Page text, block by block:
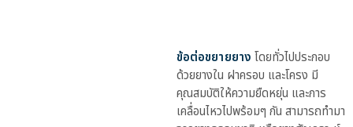
ข้อต่อขยายยาง โดยทั่วไปประกอบ
ด้วยยางใน ฝาครอบ และโครง มี
คุณสมบัติให้ความยืดหยุ่น และการ
เคลื่อนไหวไปพร้อมๆ กัน สามารถทำมา